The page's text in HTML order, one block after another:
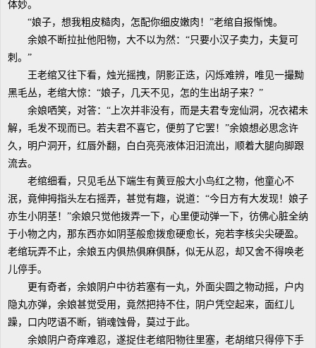
体妙。
“娘子，想我粗皮糙肉，怎配你细皮嫩肉！”老绾自报惭愧。
余娘不断拉扯他阳物，大不以为然：“只要小汉子卖力，夫复可
刺。”
王老绾又往下看，烛光摇拽，阴影正迭，闪烁难辨，唯见一撮黝
黑毛丛，老绾大惊：“娘子，几天不见，怎的生出胡子来？”
余娘哂笑，对答：“上次并非没有，而是夫君专宠仙洞，况衣裙未
解，毛发不现而已。若夫君不喜它，便剪了它罢！”余娘想必思念许
久，明户洞开，红唇外翻，白白亮亮液体汨汨流出，顺着大腿向脚跟
流去。
老绾细看，只见毛丛下端生有黄豆般大小鸟红之物，他童心不
泯，竟伸拇指头左右摇弄，甚觉有趣，说道：“今日方有大发现！娘子
亦生小阴茎！”余娘只觉他拨弄一下，心里便动弹一下，彷佛心脏全纳
于小物之内，那东西亦如阴茎般愈拨愈硬愈长，宛若李核尖尖硬盈。
老绾玩弄不止，余娘五内俱热俱麻俱酥，似无从忍，却又舍不得唤老
儿停手。
更有奇者，余娘阴户中彷若塞有一丸，外面尖圆之物动摇，户内
隐丸亦弹，余娘甚觉受用，竟然把持不住，阴户凭空起来，面红儿
躁，口内呓语不断，销魂蚀骨，莫过于此。
余娘阴户奇痒难忍，遂捉住老绾阳物往里塞，老胡绾只得停下手